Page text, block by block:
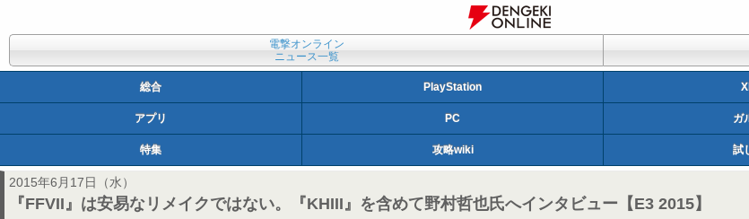
電撃オンライン
ニュース一覧
総合 PlayStation
アプリ PC ガ
特集 攻略wiki 試
2015年6月17日（水）
『FFVII』は安易なリメイクではない。『KHIII』を含めて野村哲也氏へインタビュー【E3 2015】